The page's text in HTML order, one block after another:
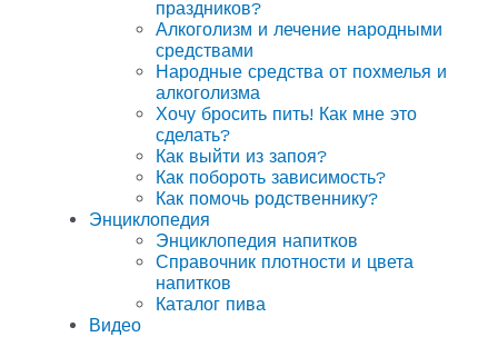
праздников?
Алкоголизм и лечение народными
средствами
Народные средства от похмелья и
алкоголизма
Хочу бросить пить! Как мне это
сделать?
Как выйти из запоя?
Как побороть зависимость?
Как помочь родственнику?
Энциклопедия
Энциклопедия напитков
Справочник плотности и цвета
напитков
Каталог пива
Видео